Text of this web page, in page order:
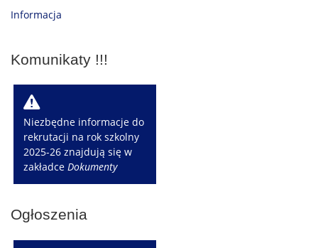
Informacja
Komunikaty !!!
W
Niezbędne informacje do
rekrutacji na rok szkolny
2025-26 znajdują się w
zakładceDokumenty
Ogłoszenia